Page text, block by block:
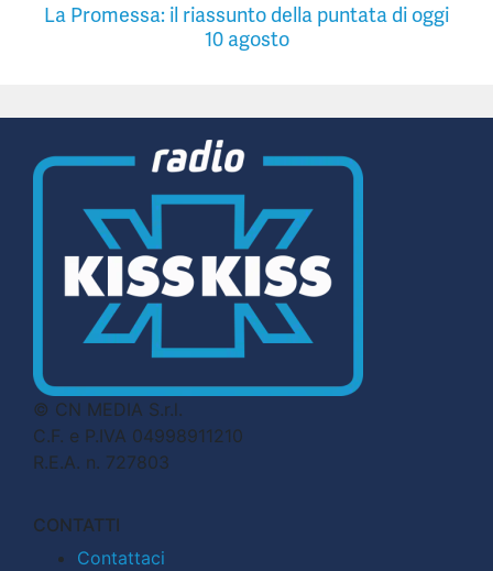
La Promessa: il riassunto della puntata di oggi
10 agosto
© CN MEDIA S.r.l.
C.F. e P.IVA 04998911210
R.E.A. n. 727803
CONTATTI
Contattaci